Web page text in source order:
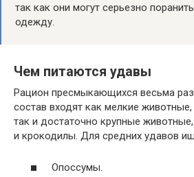
так как они могут серьезно
одежду.
Чем питаются удавы
Рацион пресмыкающихся весьма
состав входят как мелкие
так и достаточно крупные
и крокодилы. Для средних удавов
Опоссумы.